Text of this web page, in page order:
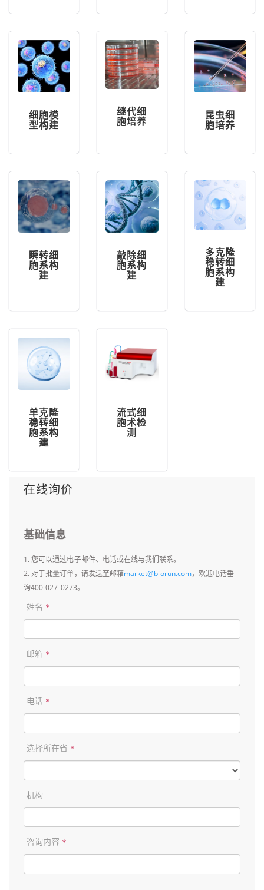
细胞模
型构建
继代细
胞培养
昆虫细
胞培养
瞬转细
胞系构
建
敲除细
胞系构
建
多克隆
稳转细
胞系构
建
单克隆
稳转细
胞系构
建
流式细
胞术检
测
在线询价
基础信息
1. 您可以通过电子邮件、电话或在线与我们联系。
2. 对于批量订单，请发送至邮箱market@biorun.com，欢迎电话垂
询400-027-0273。
姓名 *
邮箱 *
电话 *
选择所在省 *
机构
咨询内容 *